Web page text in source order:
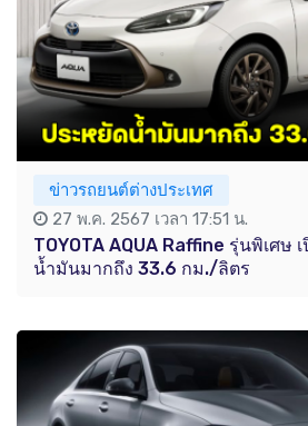
ข่าวรถยนต์ต่างประเทศ
27 พ.ค. 2567 เวลา 17:51 น.
TOYOTA AQUA Raffine รุ่นพิเศษ
น้ำมันมากถึง 33.6 กม./ลิตร